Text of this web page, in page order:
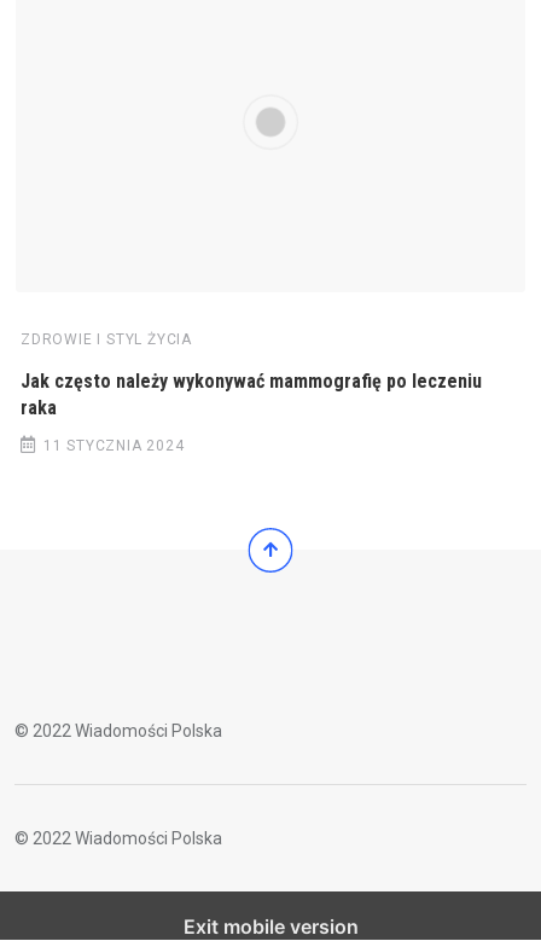
ZDROWIE I STYL ŻYCIA
Jak często należy wykonywać mammografię po leczeniu
raka
11 STYCZNIA 2024
© 2022 Wiadomości Polska
© 2022 Wiadomości Polska
Exit mobile version